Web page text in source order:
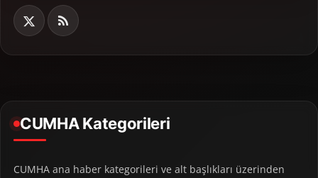
CUMHA Kategorileri
CUMHA ana haber kategorileri ve alt başlıkları üzerinden